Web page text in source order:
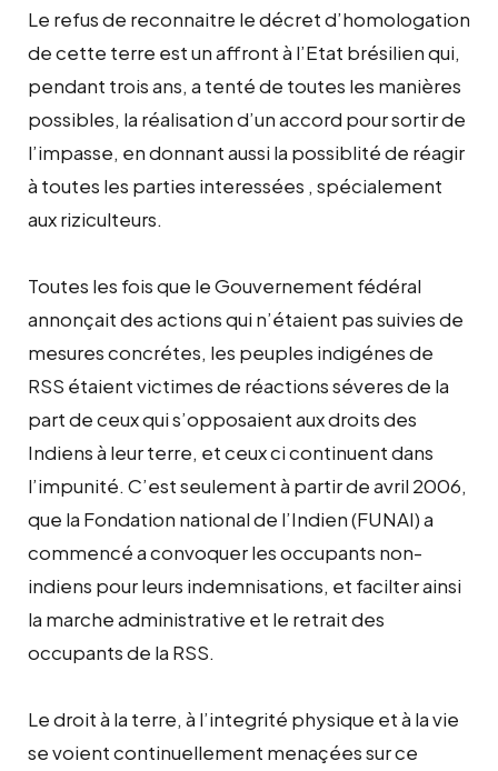
Le refus de reconnaitre le décret d’homologation
de cette terre est un affront à l’Etat brésilien qui,
pendant trois ans, a tenté de toutes les manières
possibles, la réalisation d’un accord pour sortir de
l’impasse, en donnant aussi la possiblité de réagir
à toutes les parties interessées , spécialement
aux riziculteurs.
Toutes les fois que le Gouvernement fédéral
annonçait des actions qui n’étaient pas suivies de
mesures concrétes, les peuples indigénes de
RSS étaient victimes de réactions séveres de la
part de ceux qui s’opposaient aux droits des
Indiens à leur terre, et ceux ci continuent dans
l’impunité. C’est seulement à partir de avril 2006,
que la Fondation national de l’Indien (FUNAI) a
commencé a convoquer les occupants non-
indiens pour leurs indemnisations, et facilter ainsi
la marche administrative et le retrait des
occupants de la RSS.
Le droit à la terre, à l’integrité physique et à la vie
se voient continuellement menaçées sur ce